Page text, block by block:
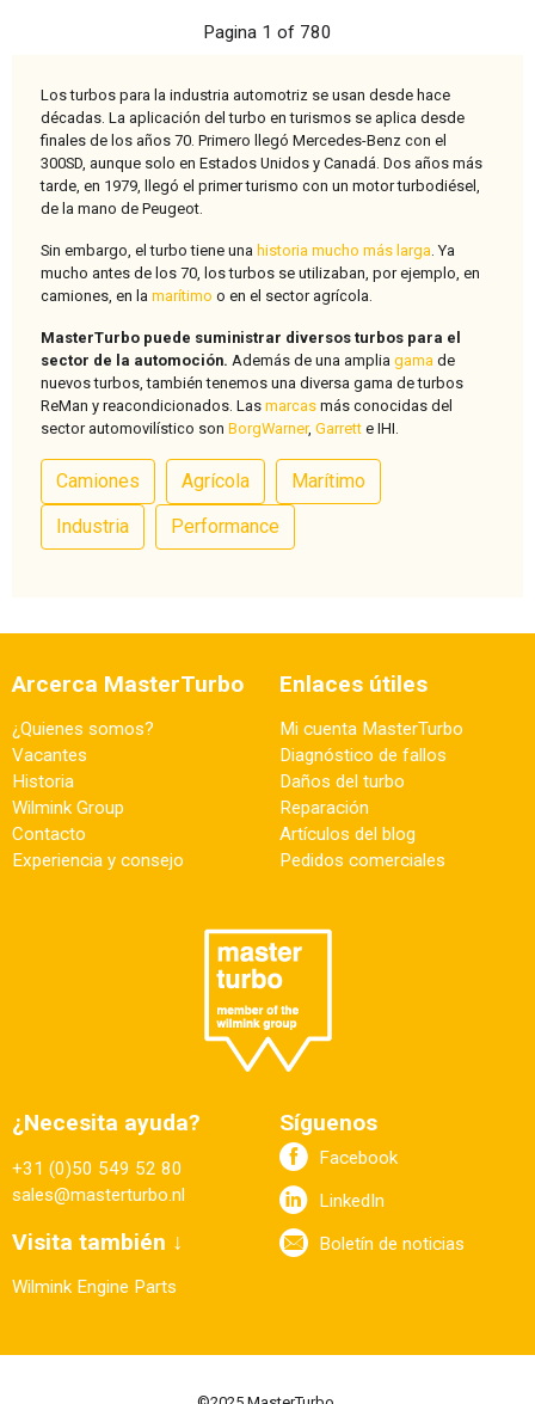
Pagina 1 of 780
Los turbos para la industria automotriz se usan desde hace
décadas. La aplicación del turbo en turismos se aplica desde
finales de los años 70. Primero llegó Mercedes-Benz con el
300SD, aunque solo en Estados Unidos y Canadá. Dos años más
tarde, en 1979, llegó el primer turismo con un motor turbodiésel,
de la mano de Peugeot.
Sin embargo, el turbo tiene una historia mucho más larga. Ya
mucho antes de los 70, los turbos se utilizaban, por ejemplo, en
camiones, en la marítimo o en el sector agrícola.
MasterTurbo puede suministrar diversos turbos para el
sector de la automoción. Además de una amplia gama de
nuevos turbos, también tenemos una diversa gama de turbos
ReMan y reacondicionados. Las marcas más conocidas del
sector automovilístico son BorgWarner, Garrett e IHI.
Camiones Agrícola
Marítimo
Industria
Performance
Arcerca MasterTurbo
¿Quienes somos?
Vacantes
Historia
Wilmink Group
Contacto
Experiencia y consejo
Enlaces útiles
Mi cuenta MasterTurbo
Diagnóstico de fallos
Daños del turbo
Reparación
Artículos del blog
Pedidos comerciales
¿Necesita ayuda?
+31 (0)50 549 52 80
sales@masterturbo.nl
Visita también ↓
Wilmink Engine Parts
Síguenos
Facebook
LinkedIn
Boletín de noticias